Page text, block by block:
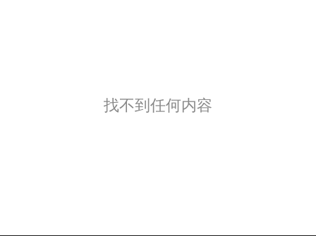
找不到任何内容